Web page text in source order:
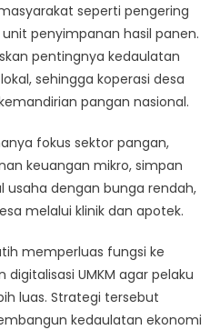
seperti pengering
penyimpanan hasil panen.
pentingnya kedaulatan
sehingga koperasi desa
pangan nasional.
fokus sektor pangan,
keuangan mikro, simpan
dengan bunga rendah,
melalui klinik dan apotek.
memperluas fungsi ke
UMKM agar pelaku
luas. Strategi tersebut
kedaulatan ekonomi